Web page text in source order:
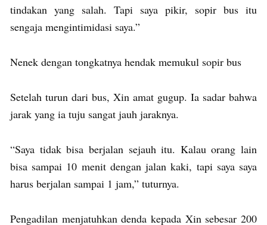
tindakan yang salah. Tapi saya pikir, sopir bus itu
sengaja mengintimidasi saya.”
Nenek dengan tongkatnya hendak memukul sopir bus
Setelah turun dari bus, Xin amat gugup. Ia sadar bahwa
jarak yang ia tuju sangat jauh jaraknya.
“Saya tidak bisa berjalan sejauh itu. Kalau orang lain
bisa sampai 10 menit dengan jalan kaki, tapi saya saya
harus berjalan sampai 1 jam,” tuturnya.
Pengadilan menjatuhkan denda kepada Xin sebesar 200